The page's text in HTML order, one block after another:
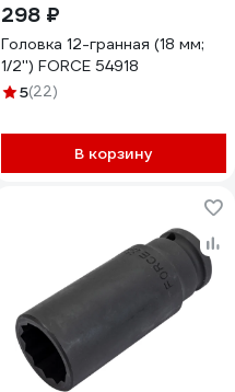
298 ₽
Головка 12-гранная (18 мм;
1/2'') FORCE 54918
5(22)
В корзину